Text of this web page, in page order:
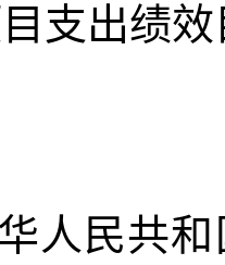
支出绩
人民共